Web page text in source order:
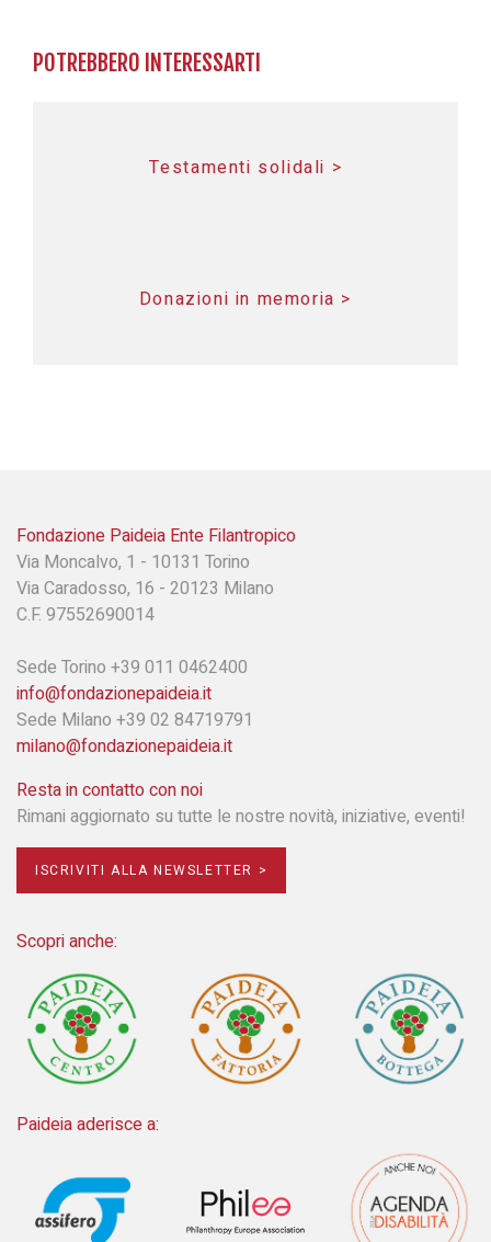
POTREBBERO INTERESSARTI
Testamenti solidali >
Donazioni in memoria >
Fondazione Paideia Ente Filantropico
Via Moncalvo, 1 - 10131 Torino
Via Caradosso, 16 - 20123 Milano
C.F. 97552690014
Sede Torino +39 011 0462400
info@fondazionepaideia.it
Sede Milano +39 02 84719791
milano@fondazionepaideia.it
Resta in contatto con noi
Rimani aggiornato su tutte le nostre novità, iniziative, eventi!
ISCRIVITI ALLA NEWSLETTER >
Scopri anche:
Paideia aderisce a: